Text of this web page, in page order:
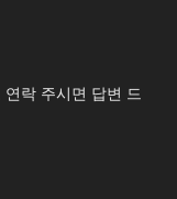
락 주시면 답변 드